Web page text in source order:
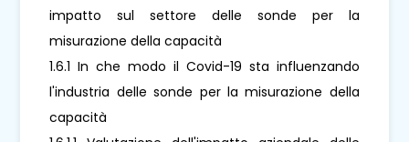
impatto sul settore delle sonde per la
misurazione della capacità
1.6.1 In che modo il Covid-19 sta influenzando
l'industria delle sonde per la misurazione della
capacità